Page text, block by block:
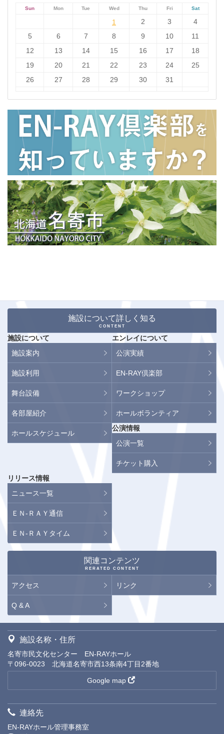
Sun Mon Tue Wed Thu Fri Sat
11 2 3
4
5
6 7 8 9 10
11
12
13 14 15 16 17
18
19
20 21 22 23 24
25
26
27 28 29 30 31
施設について詳しく知る
CONTENT
施設について
施設案内
施設利用
舞台設備
各部屋紹介
ホールスケジュール
エンレイについて
公演実績
EN-RAY倶楽部
ワークショップ
ホールボランティア
公演情報
公演一覧
チケット購入
リリース情報
ニュース一覧
ＥＮ-ＲＡＹ通信
ＥＮ-ＲＡＹタイム
関連コンテンツ
RERATED CONTENT
アクセス リンク
Q & A
施設名称・住所
名寄市民文化センター EN-RAYホール
〒096-0023 北海道名寄市西13条南4丁目2番地
Google map
連絡先
EN-RAYホール管理事務室